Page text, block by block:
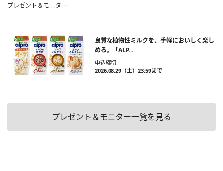
プレゼント＆モニター
良質な植物性ミルクを、手軽においしく楽し
める。「ALP...
申込締切
2026.08.29（土）23:59まで
プレゼント＆モニター一覧を見る